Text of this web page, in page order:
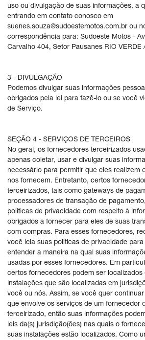
uso ou divulgação de suas informações, a
entrando em contato conosco em
suenes.souza@sudoestemotos.com.br ou
correspondência para: Sudoeste Motos -
Carvalho 404, Setor Pausanes RIO VERDE
3 - DIVULGAÇÃO
Podemos divulgar suas informações
obrigados pela lei para fazê-lo ou se você
de Serviço.
SEÇÃO 4 - SERVIÇOS DE TERCEIROS
No geral, os fornecedores terceirizados
apenas coletar, usar e divulgar suas
necessário para permitir que eles realizem
nos fornecem. Entretanto, certos
terceirizados, tais como gateways de
processadores de transação de
políticas de privacidade com respeito à
obrigados a fornecer para eles de suas
com compras. Para esses fornecedores,
você leia suas políticas de privacidade
entender a maneira na qual suas
usadas por esses fornecedores. Em
certos fornecedores podem ser localizados
instalações que são localizadas em
você ou nós. Assim, se você quer
que envolve os serviços de um fornecedor
terceirizado, então suas informações
leis da(s) jurisdição(ões) nas quais o
suas instalações estão localizados. Como